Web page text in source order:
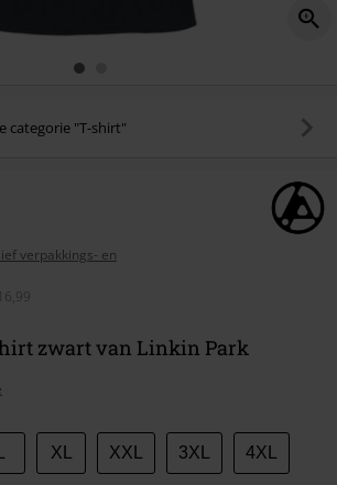
categorie "T-shirt"
verpakkings- en
zwart van Linkin Park
XL XXL 3XL 4XL